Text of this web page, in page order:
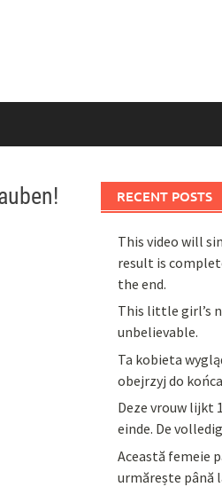
RECENT POSTS
This video will
result is
the end.
This little girl’s
unbelievable.
Ta kobieta
obejrzyj do
Deze vrouw lijkt
einde. De
Această femeie
urmărește până